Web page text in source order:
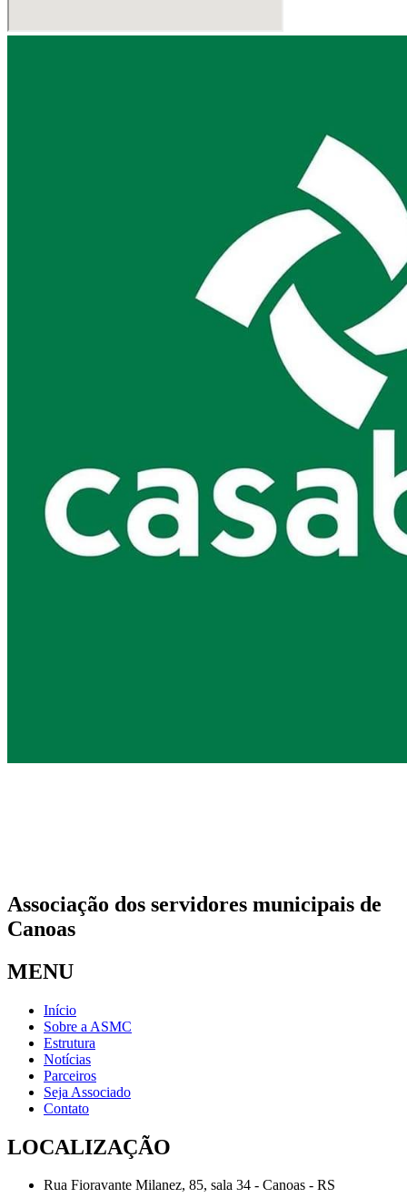
Associação dos servidores municipais de
Canoas
MENU
Início
Sobre a ASMC
Estrutura
Notícias
Parceiros
Seja Associado
Contato
LOCALIZAÇÃO
Rua Fioravante Milanez, 85, sala 34 - Canoas - RS